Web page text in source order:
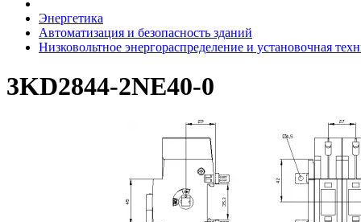
Энергетика
Автоматизация и безопасность зданий
Низковольтное энергораспределение и установочная
3KD2844-2NE40-0